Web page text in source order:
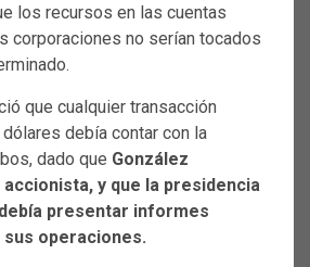
los recursos en las cuentas
corporaciones no serían tocados
que cualquier transacción
debía contar con la
dado que González
y que la presidencia
presentar informes
operaciones.